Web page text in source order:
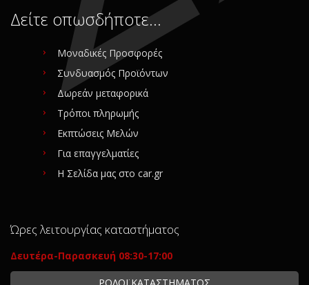
Δείτε οπωσδήποτε…
Μοναδικές Προσφορές
Συνδυασμός Προϊόντων
Δωρεάν μεταφορικά
Τρόποι πληρωμής
Εκπτώσεις Μελών
Για επαγγελματίες
Η Σελίδα μας στο car.gr
Ώρες λειτουργίας καταστήματος
Δευτέρα-Παρασκευή 08:30-17:00
ΡΟΛΟΪ ΚΑΤΑΣΤΗΜΑΤΟΣ